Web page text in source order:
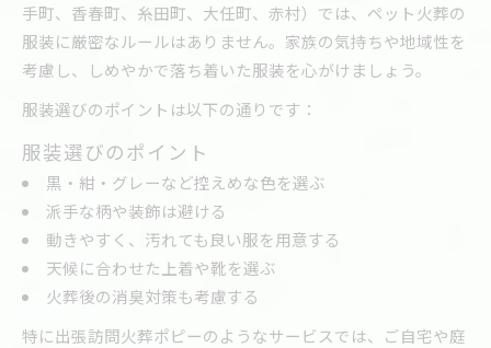
手町、香春町、糸田町、大任町、赤村）では、ペット火葬の
服装に厳密なルールはありません。家族の気持ちや地域性を
考慮し、しめやかで落ち着いた服装を心がけましょう。
服装選びのポイントは以下の通りです：
服装選びのポイント
黒・紺・グレーなど控えめな色を選ぶ
派手な柄や装飾は避ける
動きやすく、汚れても良い服を用意する
天候に合わせた上着や靴を選ぶ
火葬後の消臭対策も考慮する
特に出張訪問火葬ポピーのようなサービスでは、ご自宅や庭